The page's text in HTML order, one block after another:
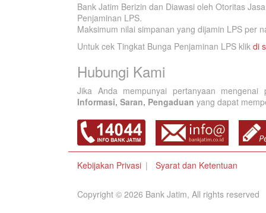
Bank Jatim Berizin dan Diawasi oleh Otoritas
Penjaminan LPS.
Maksimum nilai simpanan yang dijamin LPS per
Untuk cek Tingkat Bunga Penjaminan LPS klik di
Hubungi Kami
Jika Anda mempunyai pertanyaan
Informasi, Saran, Pengaduan yang dapat
Kebijakan Privasi Syarat dan Ketentuan
Copyright © 2026 Bank Jatim, All rights reserved